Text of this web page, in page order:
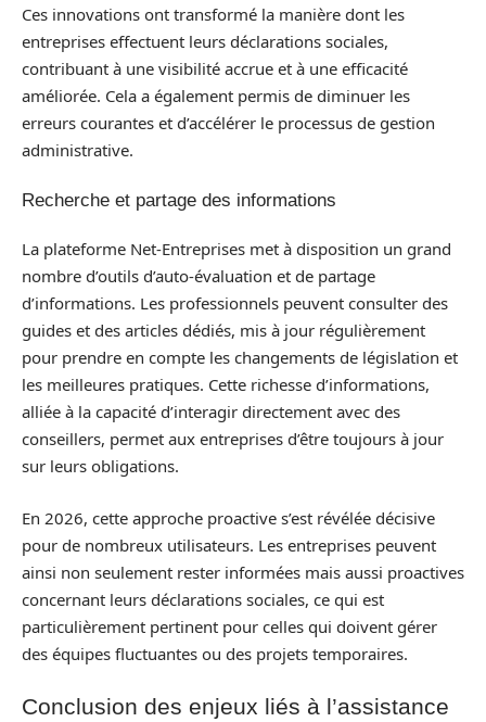
Ces innovations ont transformé la manière dont les
entreprises effectuent leurs déclarations sociales,
contribuant à une visibilité accrue et à une efficacité
améliorée. Cela a également permis de diminuer les
erreurs courantes et d’accélérer le processus de gestion
administrative.
Recherche et partage des informations
La plateforme Net-Entreprises met à disposition un grand
nombre d’outils d’auto-évaluation et de partage
d’informations. Les professionnels peuvent consulter des
guides et des articles dédiés, mis à jour régulièrement
pour prendre en compte les changements de législation et
les meilleures pratiques. Cette richesse d’informations,
alliée à la capacité d’interagir directement avec des
conseillers, permet aux entreprises d’être toujours à jour
sur leurs obligations.
En 2026, cette approche proactive s’est révélée décisive
pour de nombreux utilisateurs. Les entreprises peuvent
ainsi non seulement rester informées mais aussi proactives
concernant leurs déclarations sociales, ce qui est
particulièrement pertinent pour celles qui doivent gérer
des équipes fluctuantes ou des projets temporaires.
Conclusion des enjeux liés à l’assistance